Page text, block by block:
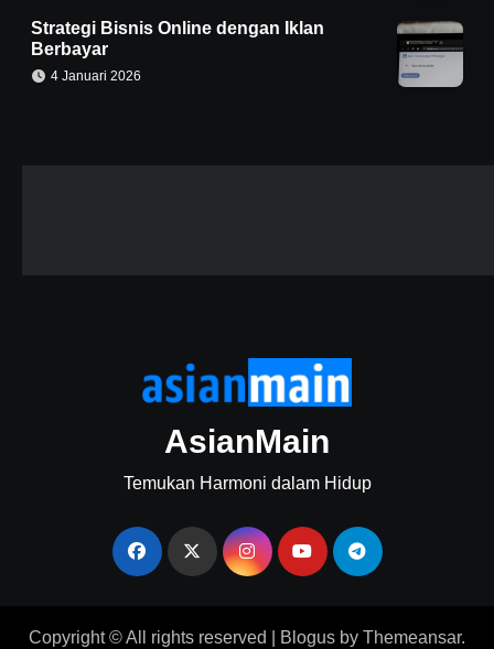
Strategi Bisnis Online dengan Iklan
Berbayar
4 Januari 2026
AsianMain
Temukan Harmoni dalam Hidup
Copyright © All rights reserved Blogus by Themeansar.